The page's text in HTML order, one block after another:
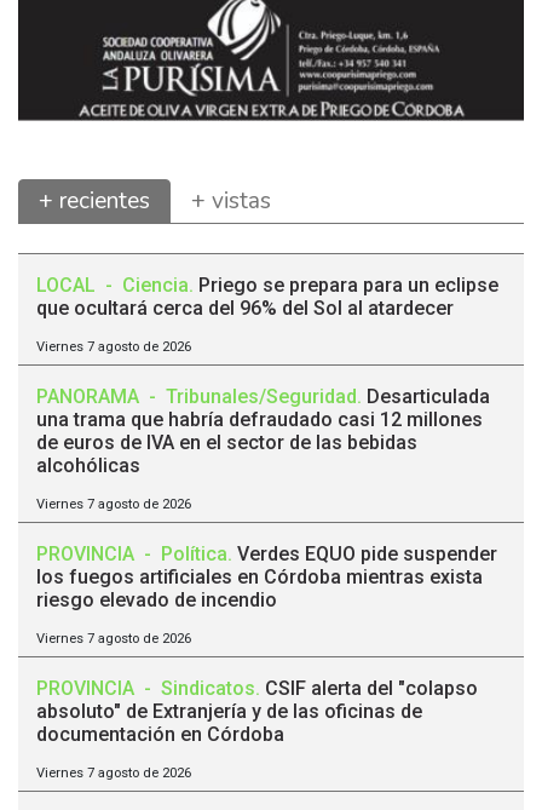
+ recientes + vistas
LOCAL - Ciencia. Priego se prepara para un eclipse
que ocultará cerca del 96% del Sol al atardecer
Viernes 7 agosto de 2026
PANORAMA - Tribunales/Seguridad. Desarticulada
una trama que habría defraudado casi 12 millones
de euros de IVA en el sector de las bebidas
alcohólicas
Viernes 7 agosto de 2026
PROVINCIA - Política. Verdes EQUO pide suspender
los fuegos artificiales en Córdoba mientras exista
riesgo elevado de incendio
Viernes 7 agosto de 2026
PROVINCIA - Sindicatos. CSIF alerta del "colapso
absoluto" de Extranjería y de las oficinas de
documentación en Córdoba
Viernes 7 agosto de 2026